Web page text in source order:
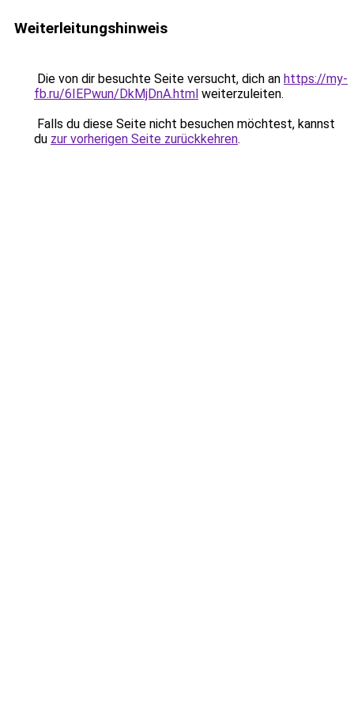
Weiterleitungshinweis
Die von dir besuchte Seite versucht, dich an https://my-
fb.ru/6IEPwun/DkMjDnA.html weiterzuleiten.
Falls du diese Seite nicht besuchen möchtest, kannst
du zur vorherigen Seite zurückkehren.